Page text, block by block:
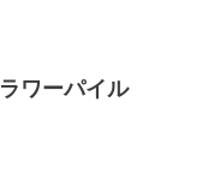
ワーパイル